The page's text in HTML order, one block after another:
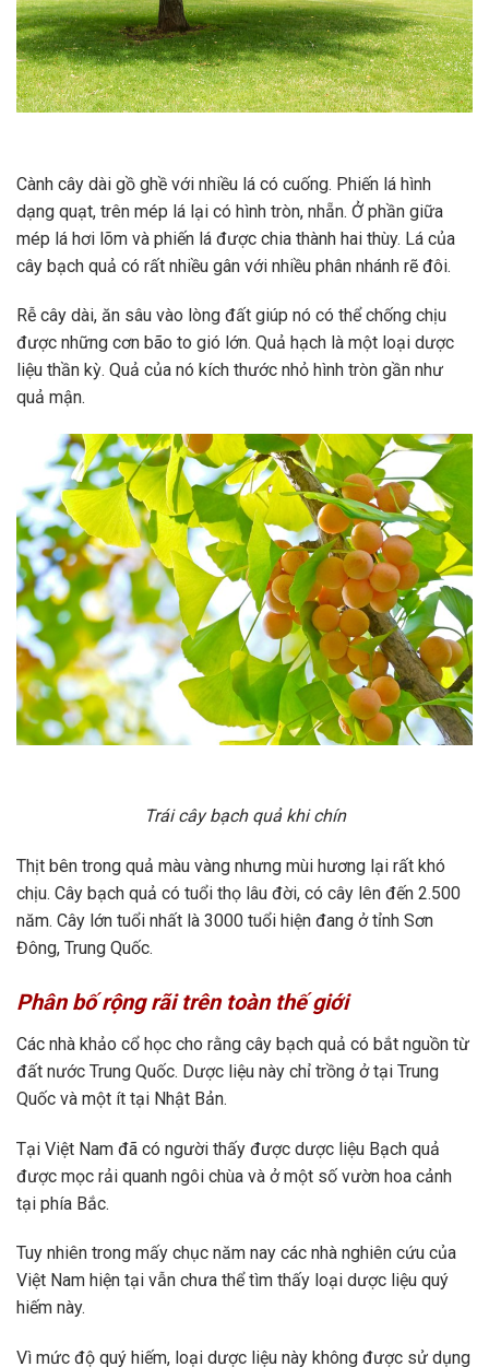
Cành cây dài gồ ghề với nhiều lá có cuống. Phiến lá hình
dạng quạt, trên mép lá lại có hình tròn, nhẵn. Ở phần giữa
mép lá hơi lõm và phiến lá được chia thành hai thùy. Lá của
cây bạch quả có rất nhiều gân với nhiều phân nhánh rẽ đôi.
Rễ cây dài, ăn sâu vào lòng đất giúp nó có thể chống chịu
được những cơn bão to gió lớn. Quả hạch là một loại dược
liệu thần kỳ. Quả của nó kích thước nhỏ hình tròn gần như
quả mận.
Trái cây bạch quả khi chín
Thịt bên trong quả màu vàng nhưng mùi hương lại rất khó
chịu. Cây bạch quả có tuổi thọ lâu đời, có cây lên đến 2.500
năm. Cây lớn tuổi nhất là 3000 tuổi hiện đang ở tỉnh Sơn
Đông, Trung Quốc.
Phân bố rộng rãi trên toàn thế giới
Các nhà khảo cổ học cho rằng cây bạch quả có bắt nguồn từ
đất nước Trung Quốc. Dược liệu này chỉ trồng ở tại Trung
Quốc và một ít tại Nhật Bản.
Tại Việt Nam đã có người thấy được dược liệu Bạch quả
được mọc rải quanh ngôi chùa và ở một số vườn hoa cảnh
tại phía Bắc.
Tuy nhiên trong mấy chục năm nay các nhà nghiên cứu của
Việt Nam hiện tại vẫn chưa thể tìm thấy loại dược liệu quý
hiếm này.
Vì mức độ quý hiếm, loại dược liệu này không được sử dụng